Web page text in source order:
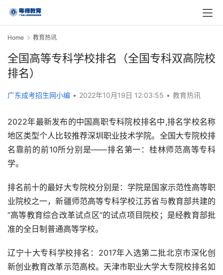
Home 教育热讯
全国高等专科学校排名（全国专科双高院校
排名）
广东成考招生网小编 • 2022年10月19日 12:03:55 • 教育热讯
2022年最新发布的中国高职专科院校排名中,排名学校名称
地区类型个人比较推荐深圳职业技术学院。全国大专院校排
名靠前的前10所分别是――排名第一：桂林师范高等专科
学。
排名前十的最好大专院校分别是：学院是国家示范性高等职
业院校之一，新疆师范高等专科学校江苏省与教育部共建的
“高等教育综合改革试点区”的试点项目院校；是经教育部批
准的全日制普通高等学校。
辽宁十大专科学校排名：2017年入选第二批北京市深化创
新创业教育改革示范高校。天津市职业大学大专院校排名如